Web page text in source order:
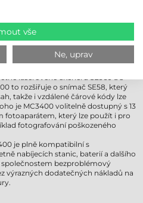
připojení i v přeplněných
MC3400 navíc obdržela podporu
efektivnější využití energie a delší
jsou kompatibilní s 5G a GPS.
laserového skeneru SE960 a s
to rozšiřuje o snímač SE58, který
takže i vzdálené čárové kódy lze
je MC3400 volitelně dostupný s 13
fotoaparátem, který lze použít i pro
fotografování poškozeného
je plně kompatibilní s
nabíjecích stanic, baterií a dalšího
bezproblémový
výrazných dodatečných nákladů na
vše
Ne, uprav